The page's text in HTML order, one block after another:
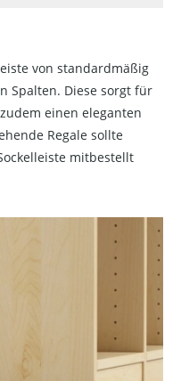
von standardmäßig
Spalten. Diese sorgt für
einen eleganten
Regale sollte
mitbestellt